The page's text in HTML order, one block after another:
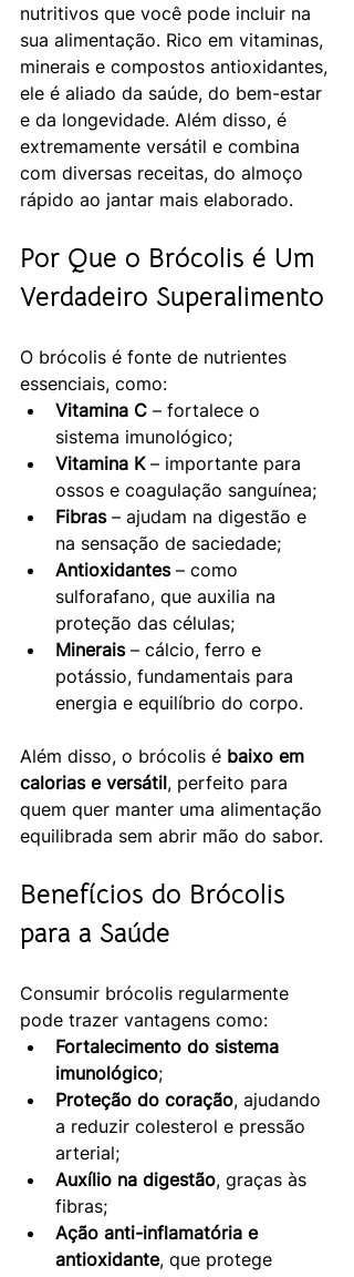
nutritivos que você pode incluir na
sua alimentação. Rico em vitaminas,
minerais e compostos antioxidantes,
ele é aliado da saúde, do bem-estar
e da longevidade. Além disso, é
extremamente versátil e combina
com diversas receitas, do almoço
rápido ao jantar mais elaborado.
Por Que o Brócolis é Um
Verdadeiro Superalimento
O brócolis é fonte de nutrientes
essenciais, como:
Vitamina C – fortalece o
sistema imunológico;
Vitamina K – importante para
ossos e coagulação sanguínea;
Fibras – ajudam na digestão e
na sensação de saciedade;
Antioxidantes – como
sulforafano, que auxilia na
proteção das células;
Minerais – cálcio, ferro e
potássio, fundamentais para
energia e equilíbrio do corpo.
Além disso, o brócolis é baixo em
calorias e versátil, perfeito para
quem quer manter uma alimentação
equilibrada sem abrir mão do sabor.
Benefícios do Brócolis
para a Saúde
Consumir brócolis regularmente
pode trazer vantagens como:
Fortalecimento do sistema
imunológico;
Proteção do coração, ajudando
a reduzir colesterol e pressão
arterial;
Auxílio na digestão, graças às
fibras;
Ação anti-inflamatória e
antioxidante, que protege